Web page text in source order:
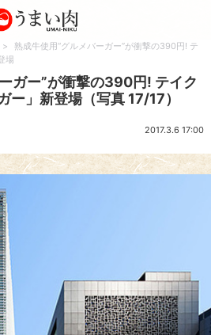
>
熟成牛使用“グルメバーガー”が衝撃の390円! テ
場
ガー”が衝撃の390円! テイク
ー」新登場（写真 17/17）
2017.3.6 17:00